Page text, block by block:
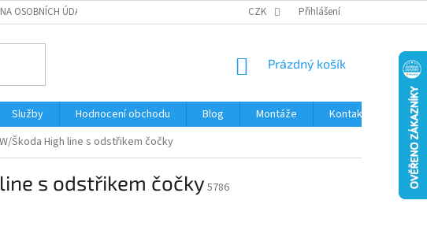
OSOBNÍCH ÚDAJŮ CZK Přihlášení
NÁKUPNÍ
Prázdný košík
Služby Hodnocení obchodu Blog Montáže Kontakty
Škoda High line s odstřikem čočky
s odstřikem čočky5786